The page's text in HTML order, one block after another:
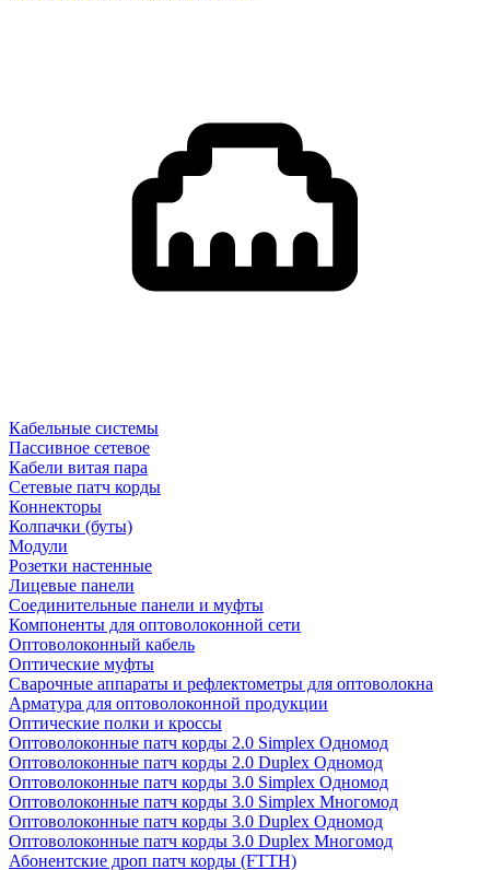
Кабельные системы
Пассивное сетевое
Кабели витая пара
Сетевые патч корды
Коннекторы
Колпачки (буты)
Модули
Розетки настенные
Лицевые панели
Соединительные панели и муфты
Компоненты для оптоволоконной сети
Оптоволоконный кабель
Оптические муфты
Сварочные аппараты и рефлектометры для оптоволокна
Арматура для оптоволоконной продукции
Оптические полки и кроссы
Оптоволоконные патч корды 2.0 Simplex Одномод
Оптоволоконные патч корды 2.0 Duplex Одномод
Оптоволоконные патч корды 3.0 Simplex Одномод
Оптоволоконные патч корды 3.0 Simplex Многомод
Оптоволоконные патч корды 3.0 Duplex Одномод
Оптоволоконные патч корды 3.0 Duplex Многомод
Абонентские дроп патч корды (FTTH)